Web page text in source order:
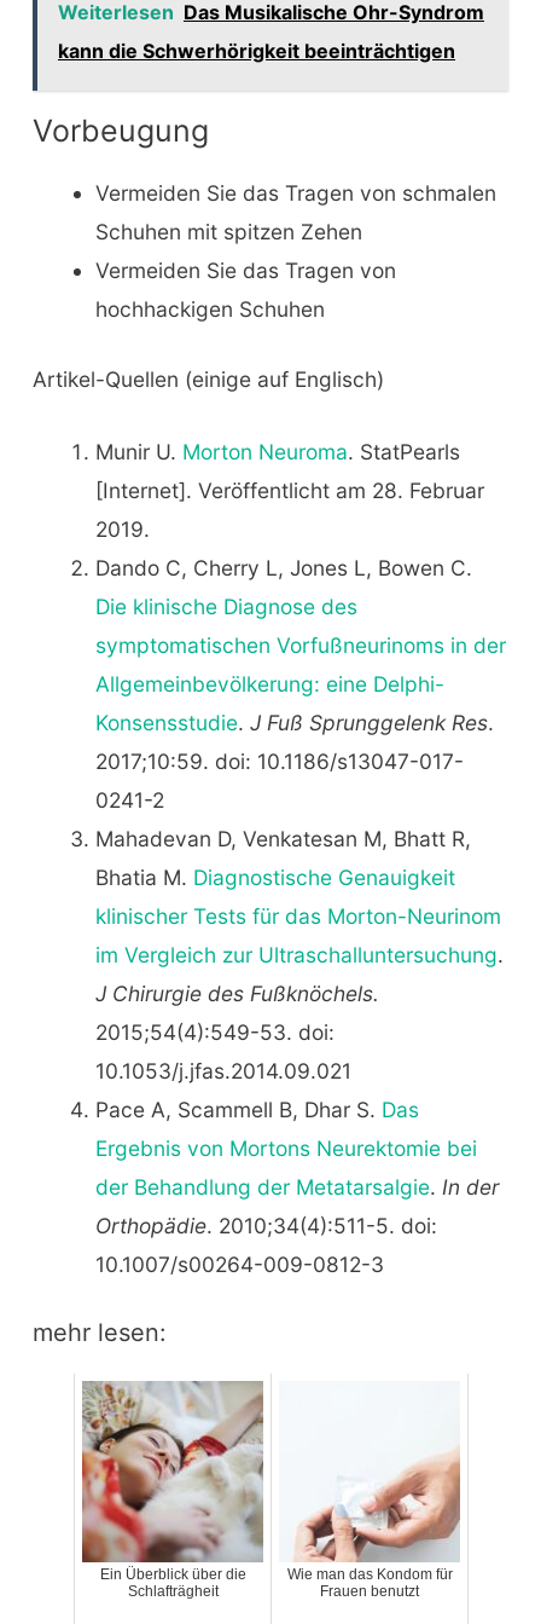
Weiterlesen Das Musikalische Ohr-Syndrom
kann die Schwerhörigkeit beeinträchtigen
Vorbeugung
Vermeiden Sie das Tragen von schmalen
Schuhen mit spitzen Zehen
Vermeiden Sie das Tragen von
hochhackigen Schuhen
Artikel-Quellen (einige auf Englisch)
Munir U. Morton Neuroma. StatPearls
[Internet]. Veröffentlicht am 28. Februar
2019.
Dando C, Cherry L, Jones L, Bowen C.
Die klinische Diagnose des
symptomatischen Vorfußneurinoms in der
Allgemeinbevölkerung: eine Delphi-
Konsensstudie. J Fuß Sprunggelenk Res.
2017;10:59. doi: 10.1186/s13047-017-
0241-2
Mahadevan D, Venkatesan M, Bhatt R,
Bhatia M. Diagnostische Genauigkeit
klinischer Tests für das Morton-Neurinom
im Vergleich zur Ultraschalluntersuchung.
J Chirurgie des Fußknöchels.
2015;54(4):549-53. doi:
10.1053/j.jfas.2014.09.021
Pace A, Scammell B, Dhar S. Das
Ergebnis von Mortons Neurektomie bei
der Behandlung der Metatarsalgie. In der
Orthopädie. 2010;34(4):511-5. doi:
10.1007/s00264-009-0812-3
mehr lesen:
Ein Überblick über die
Schlafträgheit
Wie man das Kondom für
Frauen benutzt